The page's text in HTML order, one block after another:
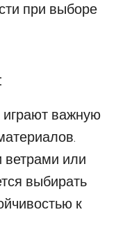
при выборе
играют важную
ветрами или
выбирать
к